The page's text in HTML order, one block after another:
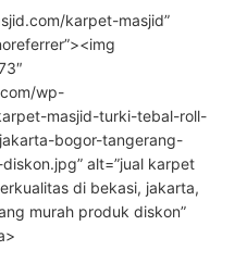
karpet-masjid”
wp-
masjid-turki-tebal-roll-
bogor-tangerang-
alt=”jual karpet
di bekasi, jakarta,
murah produk diskon”